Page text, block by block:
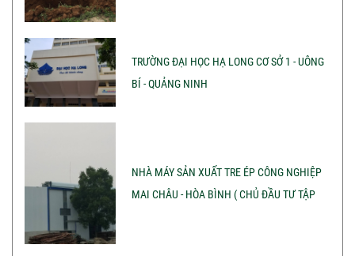
TRƯỜNG ĐẠI HỌC HẠ LONG CƠ SỞ 1 - UÔNG
BÍ - QUẢNG NINH
NHÀ MÁY SẢN XUẤT TRE ÉP CÔNG NGHIỆP
MAI CHÂU - HÒA BÌNH ( CHỦ ĐẦU TƯ TẬP